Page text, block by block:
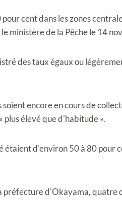
cent dans les zones
ministère de la Pêche le 14
des taux égaux ou
encore en cours de
élevé que d'habitude ».
d’environ 50 à 80 pour
préfecture d'Okayama,